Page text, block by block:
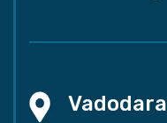
Vadodara